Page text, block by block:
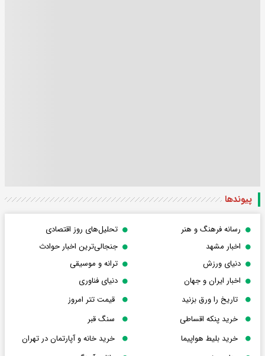
پیوندها
رسانه فرهنگ و هنر
تحلیل‌های روز اقتصادی
اخبار مشهد
جنجالی‌ترین اخبار حوادث
دنیای ورزش
ترانه و موسیقی
اخبار ایران و جهان
دنیای فناوری
تاریخ را ورق بزنید
قیمت تتر امروز
خرید پنکه اقساطی
سنگ قبر
خرید بلیط هواپیما
خرید خانه و آپارتمان در تهران